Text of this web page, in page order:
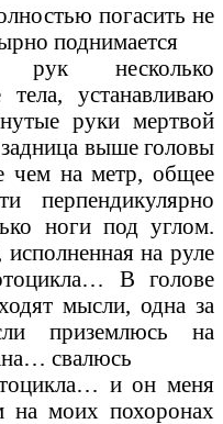
погасить не
поднимается
рук несколько
устанавливаю
руки мертвой
выше головы
чем на метр, общее
перпендикулярно
ноги под углом.
на руле
В голове
мысли, одна за
приземлюсь на
свалюсь
и он меня
на моих похоронах